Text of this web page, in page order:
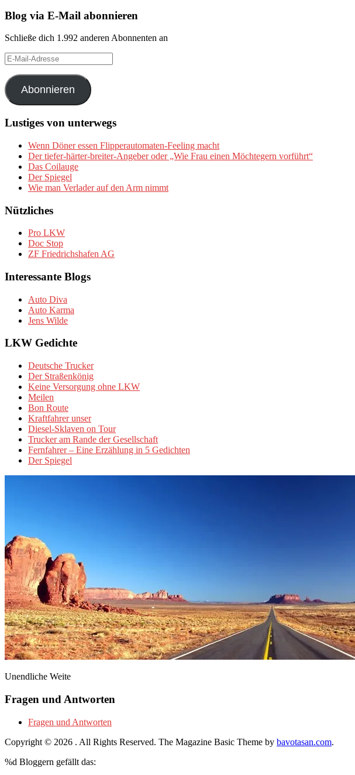
Blog via E-Mail abonnieren
Schließe dich 1.992 anderen Abonnenten an
E-
Mail-
Adresse
Abonnieren
Lustiges von unterwegs
Wenn Döner essen Flipperautomaten-Feeling macht
Der tiefer-härter-breiter-Angeber oder „Wie Frau einen Möchtegern vorführt“
Das Coilauge
Der Spiegel
Wie man Verlader auf den Arm nimmt
Nützliches
Pro LKW
Doc Stop
ZF Friedrichshafen AG
Interessante Blogs
Auto Diva
Auto Karma
Jens Wilde
LKW Gedichte
Deutsche Trucker
Der Straßenkönig
Keine Versorgung ohne LKW
Meilen
Bon Route
Kraftfahrer unser
Diesel-Sklaven on Tour
Trucker am Rande der Gesellschaft
Fernfahrer – Eine Erzählung in 5 Gedichten
Der Spiegel
Unendliche Weite
Fragen und Antworten
Fragen und Antworten
Copyright © 2026 . All Rights Reserved. The Magazine Basic Theme by bavotasan.com.
%d Bloggern gefällt das: